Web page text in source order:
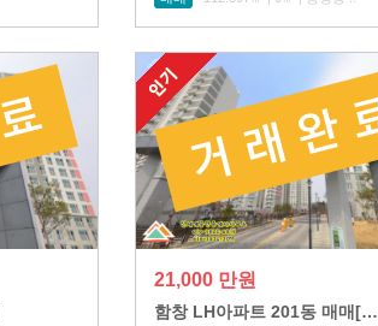
21,000 만원
함창 LH아파트 201동 매매[…